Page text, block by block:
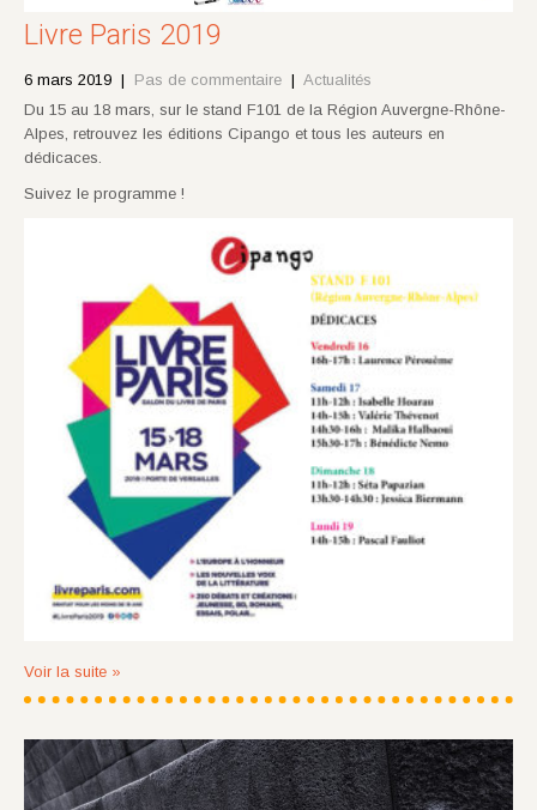
Livre Paris 2019
6 mars 2019 | Pas de commentaire | Actualités
Du 15 au 18 mars, sur le stand F101 de la Région Auvergne-Rhône-
Alpes, retrouvez les éditions Cipango et tous les auteurs en
dédicaces.
Suivez le programme !
Voir la suite »